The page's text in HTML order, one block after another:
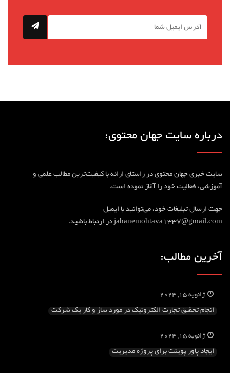
درباره سایت جهان محتوی:
سایت خبری جهان محتوی در راستای ارائه با کیفیت‎‌ترین مطالب علمی و
آموزشی، فعالیت خود را آغاز نموده است.
جهت ارسال تبلیغات خود، می‌توانید با ایمیل
jahanemohtava1337@gmail.com در ارتباط باشید.
آخرین مطالب:
ژانویه 15, 2024
انجام تحقیق تجارت الکترونیک در مورد ساز و کار یک شرکت
ژانویه 15, 2024
ایجاد پاور پوینت برای پروژه مدیریت